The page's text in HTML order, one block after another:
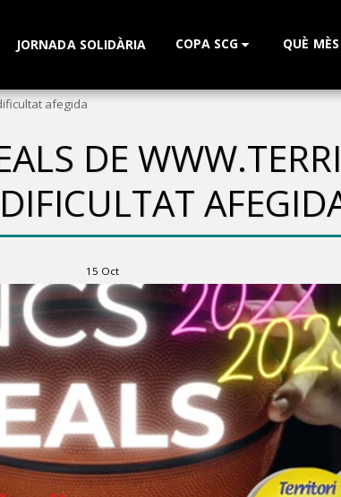
JORNADA SOLIDÀRIA COPA SCG QUÈ
afegida
DE
15 Oct